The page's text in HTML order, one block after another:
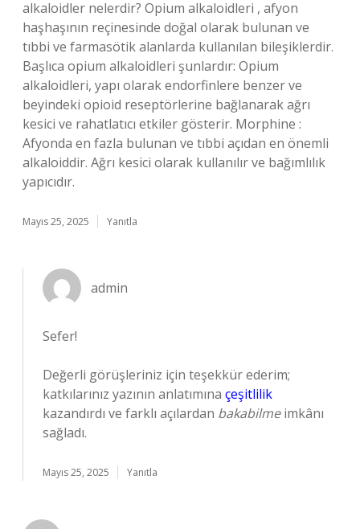
alkaloidler nelerdir? Opium alkaloidleri , afyon
haşhaşının reçinesinde doğal olarak bulunan ve
tıbbi ve farmasötik alanlarda kullanılan bileşiklerdir.
Başlıca opium alkaloidleri şunlardır: Opium
alkaloidleri, yapı olarak endorfinlere benzer ve
beyindeki opioid reseptörlerine bağlanarak ağrı
kesici ve rahatlatıcı etkiler gösterir. Morphine :
Afyonda en fazla bulunan ve tıbbi açıdan en önemli
alkaloiddir. Ağrı kesici olarak kullanılır ve bağımlılık
yapıcıdır.
Mayıs 25, 2025 Yanıtla
admin
Sefer!
Değerli görüşleriniz için teşekkür ederim;
katkılarınız yazının anlatımına çeşitlilik
kazandırdı ve farklı açılardan bakabilmeimkânı
sağladı.
Mayıs 25, 2025 Yanıtla